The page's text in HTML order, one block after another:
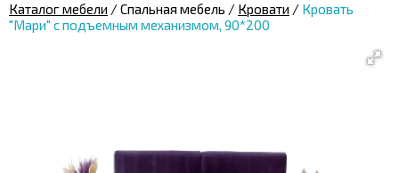
Каталог мебели / Спальная мебель / Кровати / Кровать
"Мари" с подъемным механизмом, 90*200